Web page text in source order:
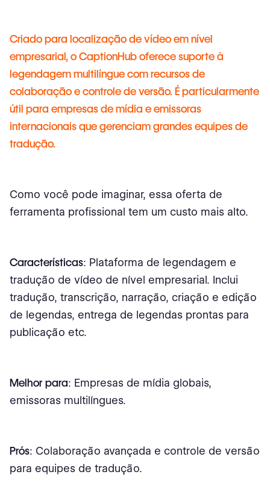
Criado para localização de vídeo em nível
empresarial, o CaptionHub oferece suporte à
legendagem multilíngue com recursos de
colaboração e controle de versão. É particularmente
útil para empresas de mídia e emissoras
internacionais que gerenciam grandes equipes de
tradução.
Como você pode imaginar, essa oferta de
ferramenta profissional tem um custo mais alto.
Características: Plataforma de legendagem e
tradução de vídeo de nível empresarial. Inclui
tradução, transcrição, narração, criação e edição
de legendas, entrega de legendas prontas para
publicação etc.
Melhor para: Empresas de mídia globais,
emissoras multilíngues.
Prós: Colaboração avançada e controle de versão
para equipes de tradução.